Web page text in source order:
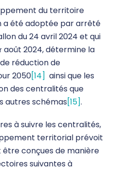
du territoire
a été adoptée par arrêté
du 24 avril 2024 et qui
août 2024, détermine la
réduction de
2050[14] ainsi que les
des centralités que
autres schémas[15].
à suivre les centralités,
territorial prévoit
conçues de manière
suivantes à